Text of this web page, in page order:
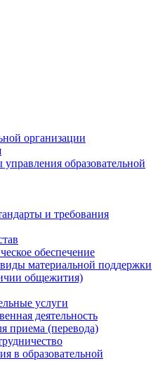
организации
образовательной
и требования
обеспечение
материальной поддержки
общежития)
услуги
деятельность
приема (перевода)
в образовательной